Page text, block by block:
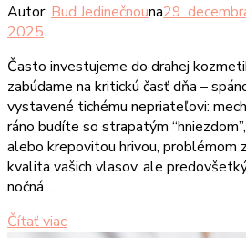
Autor: Buď Jedinečnouna29.
2025
Často investujeme do drahej
zabúdame na kritickú časť dňa –
vystavené tichému nepriateľovi:
ráno budíte so strapatým
alebo krepovitou hrivou, problémom
kvalita vašich vlasov, ale
nočná …
Čítať viac